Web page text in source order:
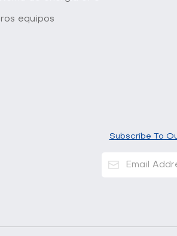
equipos
Subscribe To